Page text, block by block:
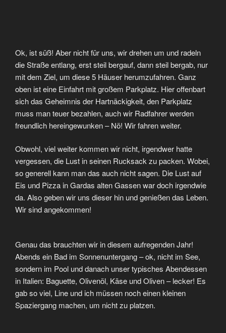
Ok, ist süß! Aber nicht für uns, wir drehen um und radeln
die Straße entlang, erst steil bergauf, dann steil bergab, nur
mit dem Ziel, um diese 5 Häuser herumzufahren. Ganz
oben ist eine Einfahrt mit großem Parkplatz. Hier offenbart
sich das Geheimnis der Hartnäckigkeit, den Parkplatz
muss man teuer bezahlen, auch wir Radfahrer werden
freundlich hereingewunken – Nö! Wir fahren weiter.
Obwohl, viel weiter kommen wir nicht, irgendwer hatte
vergessen, die Lust in seinen Rucksack zu packen. Wobei,
so generell kann man das auch nicht sagen. Die Lust auf
Eis und Pizza in Gardas alten Gassen war doch irgendwie
da. Also geben wir uns dieser hin und genießen das Leben.
Wir sind angekommen!
Genau das brauchten wir in diesem aufregenden Jahr!
Abends ein Bad im Sonnenuntergang – ok, nicht im See,
sondern im Pool und danach unser typisches Abendessen
in Italien: Baguette, Olivenöl, Käse und Oliven – lecker! Es
gab so viel, Line und ich müssen noch einen kleinen
Spaziergang machen, um nicht zu platzen.